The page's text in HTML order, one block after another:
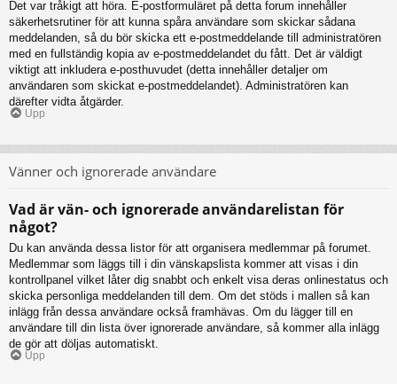
Det var tråkigt att höra. E-postformuläret på detta forum innehåller
säkerhetsrutiner för att kunna spåra användare som skickar sådana
meddelanden, så du bör skicka ett e-postmeddelande till administratören
med en fullständig kopia av e-postmeddelandet du fått. Det är väldigt
viktigt att inkludera e-posthuvudet (detta innehåller detaljer om
användaren som skickat e-postmeddelandet). Administratören kan
därefter vidta åtgärder.
Upp
Vänner och ignorerade användare
Vad är vän- och ignorerade användarelistan för
något?
Du kan använda dessa listor för att organisera medlemmar på forumet.
Medlemmar som läggs till i din vänskapslista kommer att visas i din
kontrollpanel vilket låter dig snabbt och enkelt visa deras onlinestatus och
skicka personliga meddelanden till dem. Om det stöds i mallen så kan
inlägg från dessa användare också framhävas. Om du lägger till en
användare till din lista över ignorerade användare, så kommer alla inlägg
de gör att döljas automatiskt.
Upp